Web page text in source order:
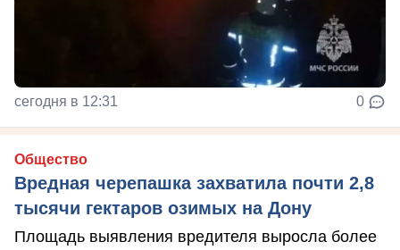
сегодня в 12:31 0
Общество
Вредная черепашка захватила почти 2,8
тысячи гектаров озимых на Дону
Площадь выявления вредителя выросла более